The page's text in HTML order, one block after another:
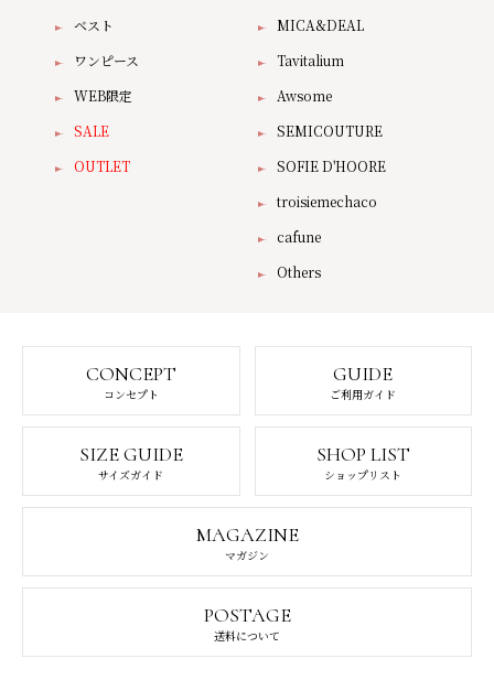
ベスト
ワンピース
WEB限定
SALE
OUTLET
MICA&DEAL
Tavitalium
Awsome
SEMICOUTURE
SOFIE D'HOORE
troisiemechaco
cafune
Others
CONCEPT
コンセプト
GUIDE
ご利用ガイド
SIZE GUIDE
サイズガイド
SHOP LIST
ショップリスト
MAGAZINE
マガジン
POSTAGE
送料について